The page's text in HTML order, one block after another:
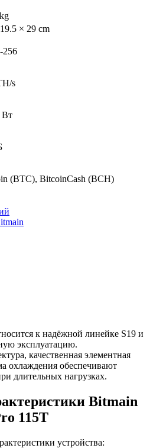
× 29 cm
256
s
Вт
(BTC), BitcoinCash (BCH)
к надёжной линейке S19 и
эксплуатацию.
качественная элементная
охлаждения обеспечивают
длительных нагрузках.
Bitmain
115T
устройства: